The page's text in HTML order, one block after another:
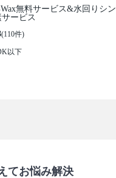
無料サービス&水回りシン
ービス
(110件)
以下
てお悩み解決